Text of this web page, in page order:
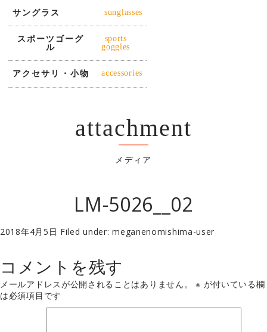
サングラス sunglasses
スポーツゴーグ
ル
sports
goggles
アクセサリ・小物 accessories
attachment
メディア
LM-5026__02
2018年4月5日 Filed under:meganenomishima-user
コメントを残す
メールアドレスが公開されることはありません。 ※ が付いている欄
は必須項目です